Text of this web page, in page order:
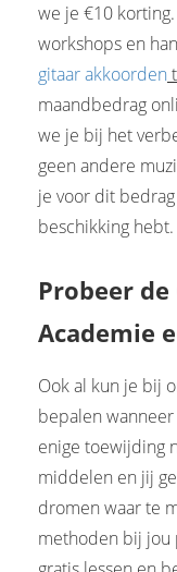
we je €10
workshops en
gitaar akkoorden
maandbedrag
we je bij het
geen andere
je voor dit
beschikking hebt.
Probeer
Academie
Ook al kun je bij
bepalen
enige toewijding
middelen en jij
dromen waar te
methoden bij jou